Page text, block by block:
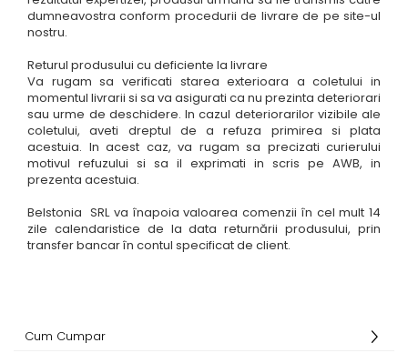
dumneavostra conform procedurii de livrare de pe site-ul
nostru.
Returul produsului cu deficiente la livrare
Va rugam sa verificati starea exterioara a coletului in
momentul livrarii si sa va asigurati ca nu prezinta deteriorari
sau urme de deschidere. In cazul deteriorarilor vizibile ale
coletului, aveti dreptul de a refuza primirea si plata
acestuia. In acest caz, va rugam sa precizati curierului
motivul refuzului si sa il exprimati in scris pe AWB, in
prezenta acestuia.
Belstonia SRL va înapoia valoarea comenzii în cel mult 14
zile calendaristice de la data returnării produsului, prin
transfer bancar în contul specificat de client.
Cum Cumpar